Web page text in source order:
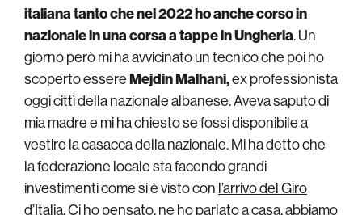
italiana tanto che nel 2022 ho anche corso in
nazionale in una corsa a tappe in Ungheria. Un
giorno però mi ha avvicinato un tecnico che poi ho
scoperto essereMejdin Malhani,ex professionista
oggi cittì della nazionale albanese. Aveva saputo di
mia madre e mi ha chiesto se fossi disponibile a
vestire la casacca della nazionale. Mi ha detto che
la federazione locale sta facendo grandi
investimenti come si è visto con l’arrivo del Giro
d’Italia. Ci ho pensato, ne ho parlato a casa, abbiamo